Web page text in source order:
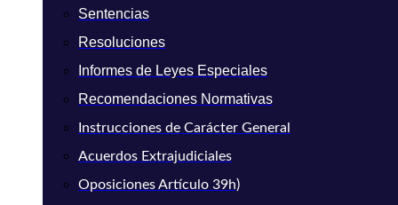
Sentencias
Resoluciones
Informes de Leyes Especiales
Recomendaciones Normativas
Instrucciones de Carácter General
Acuerdos Extrajudiciales
Oposiciones Artículo 39h)